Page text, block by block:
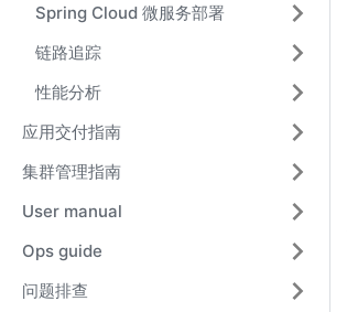
Spring Cloud 微服务部署
链路追踪
性能分析
应用交付指南
集群管理指南
User manual
Ops guide
问题排查